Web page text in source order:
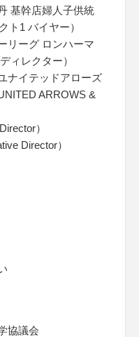
基幹店婦人子供統
ト1 バイヤー）
リーグ ロンハーマ
ィレクター）
ナイテッドアローズ
ARROWS &
）
Director）
協議会